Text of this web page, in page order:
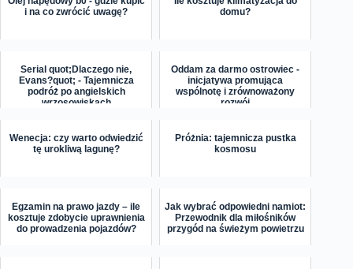
i na co zwrócić uwagę?
domu?
Serial quot;Dlaczego nie,
Evans?quot; - Tajemnicza
podróż po angielskich
wrzosowiskach
Oddam za darmo ostrowiec -
inicjatywa promująca
wspólnotę i zrównoważony
rozwój
Wenecja: czy warto odwiedzić
tę urokliwą lagunę?
Próżnia: tajemnicza pustka
kosmosu
Egzamin na prawo jazdy – ile
kosztuje zdobycie uprawnienia
do prowadzenia pojazdów?
Jak wybrać odpowiedni namiot:
Przewodnik dla miłośników
przygód na świeżym powietrzu